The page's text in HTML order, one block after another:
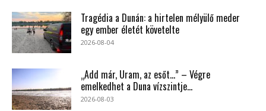
Tragédia a Dunán: a hirtelen mélyülő meder
egy ember életét követelte
2026-08-04
„Add már, Uram, az esőt…” – Végre
emelkedhet a Duna vízszintje...
2026-08-03